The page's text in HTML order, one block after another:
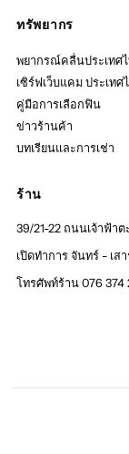
ทรัพยากร
พยากรณ์คลื่นประเทศ
เซิร์ฟเว็บแคม ประเทศ
คู่มือการเลือกฟิน
ข่าวร้านค้า
บทเรียนและการเช่า
ร้าน
39/21-22 ถนนเจ้าฟ้า
เปิดทำการ จันทร์ - เส
โทรศัพท์ร้าน 076 374